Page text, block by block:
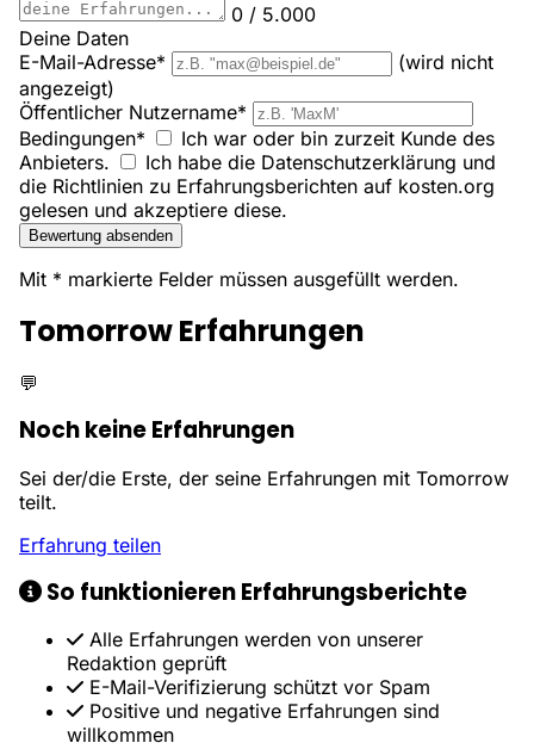
0 / 5.000
Deine Daten
E-Mail-Adresse*
(wird nicht
angezeigt)
Öffentlicher Nutzername*
Bedingungen*
Ich war oder bin zurzeit Kunde des
Anbieters.
Ich habe die Datenschutzerklärung und
die Richtlinien zu Erfahrungsberichten auf kosten.org
gelesen und akzeptiere diese.
Bewertung absenden
Mit * markierte Felder müssen ausgefüllt werden.
Tomorrow Erfahrungen
💬
Noch keine Erfahrungen
Sei der/die Erste, der seine Erfahrungen mit Tomorrow
teilt.
Erfahrung teilen
So funktionieren Erfahrungsberichte
Alle Erfahrungen werden von unserer
Redaktion geprüft
E-Mail-Verifizierung schützt vor Spam
Positive und negative Erfahrungen sind
willkommen